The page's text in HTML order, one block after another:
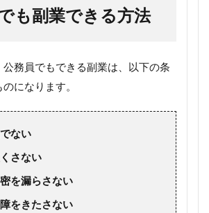
も副業できる方法
公務員でもできる副業は、以下の条
になります。
ない
さない
を漏らさない
をきたさない